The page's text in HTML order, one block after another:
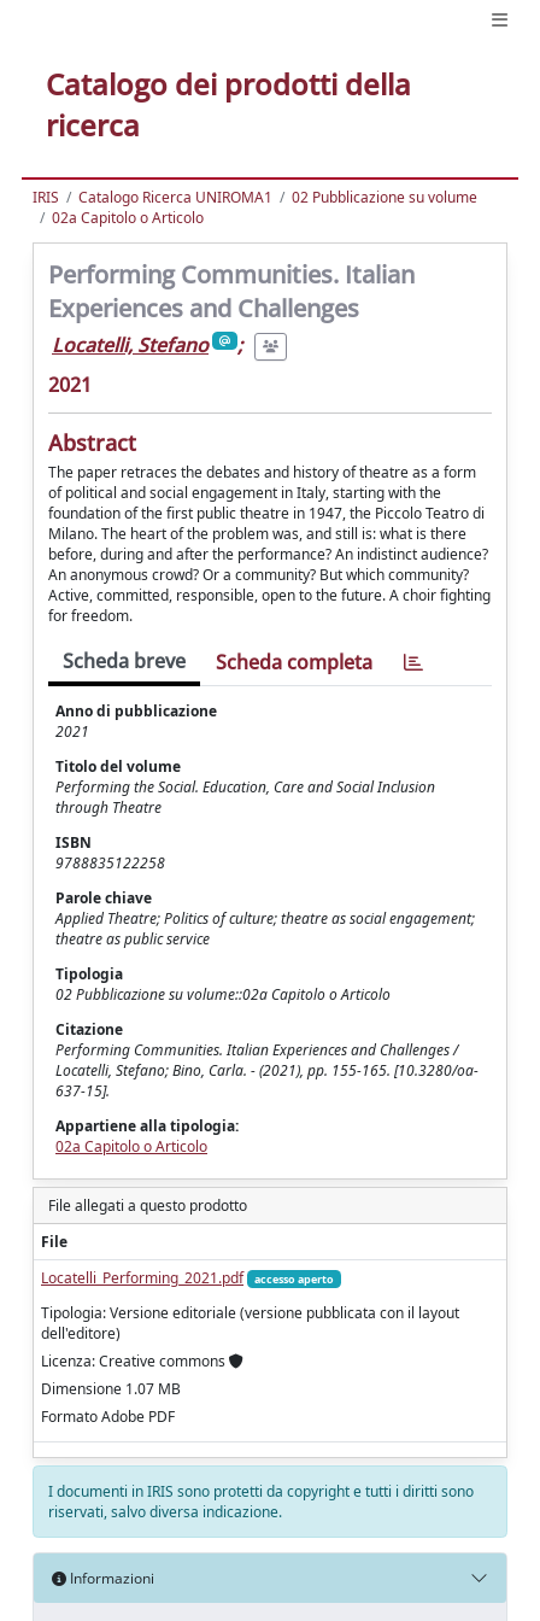
Catalogo dei prodotti della
ricerca
IRIS Catalogo Ricerca UNIROMA1
02 Pubblicazione su volume
02a Capitolo o Articolo
Performing Communities. Italian
Experiences and Challenges
Locatelli, Stefano
;
2021
Abstract
The paper retraces the debates and history of theatre as a form
of political and social engagement in Italy, starting with the
foundation of the first public theatre in 1947, the Piccolo Teatro di
Milano. The heart of the problem was, and still is: what is there
before, during and after the performance? An indistinct audience?
An anonymous crowd? Or a community? But which community?
Active, committed, responsible, open to the future. A choir fighting
for freedom.
Scheda breve Scheda completa
Anno di pubblicazione
2021
Titolo del volume
Performing the Social. Education, Care and Social Inclusion
through Theatre
ISBN
9788835122258
Parole chiave
Applied Theatre; Politics of culture; theatre as social engagement;
theatre as public service
Tipologia
02 Pubblicazione su volume::02a Capitolo o Articolo
Citazione
Performing Communities. Italian Experiences and Challenges /
Locatelli, Stefano; Bino, Carla. - (2021), pp. 155-165. [10.3280/oa-
637-15].
Appartiene alla tipologia:
02a Capitolo o Articolo
File allegati a questo prodotto
File
Locatelli_Performing_2021.pdf
accesso aperto
Tipologia: Versione editoriale (versione pubblicata con il layout
dell'editore)
Licenza: Creative commons
Dimensione 1.07 MB
Formato Adobe PDF
I documenti in IRIS sono protetti da copyright e tutti i diritti sono
riservati, salvo diversa indicazione.
Informazioni